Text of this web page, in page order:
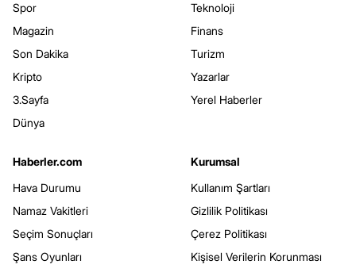
Spor
Magazin
Son Dakika
Kripto
3.Sayfa
Dünya
Teknoloji
Finans
Turizm
Yazarlar
Yerel Haberler
Haberler.com
Hava Durumu
Namaz Vakitleri
Seçim Sonuçları
Şans Oyunları
Kurumsal
Kullanım Şartları
Gizlilik Politikası
Çerez Politikası
Kişisel Verilerin Korunması